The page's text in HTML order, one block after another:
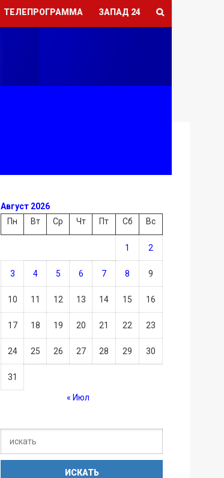
ТЕЛЕПРОГРАММА ЗАПАД 24
Август 2026
Пн
Вт Ср Чт Пт Сб Вс
1 2
3 4 5 6 7 8 9
10 11 12 13 14 15 16
17 18 19 20 21 22 23
24 25 26 27 28 29 30
31
« Июл